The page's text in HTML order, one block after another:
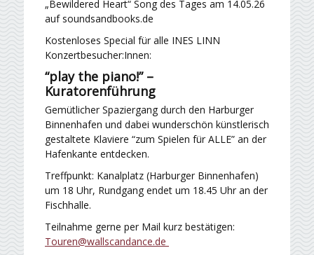
„Bewildered Heart“ Song des Tages am 14.05.26
auf soundsandbooks.de
Kostenloses Special für alle INES LINN
Konzertbesucher:Innen:
“play the piano!” –
Kuratorenführung
Gemütlicher Spaziergang durch den Harburger
Binnenhafen und dabei wunderschön künstlerisch
gestaltete Klaviere “zum Spielen für ALLE” an der
Hafenkante entdecken.
Treffpunkt: Kanalplatz (Harburger Binnenhafen)
um 18 Uhr, Rundgang endet um 18.45 Uhr an der
Fischhalle.
Teilnahme gerne per Mail kurz bestätigen:
Touren@wallscandance.de